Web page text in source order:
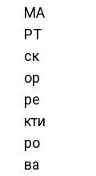
МА
РТ
ск
ор
ре
кти
ро
ва